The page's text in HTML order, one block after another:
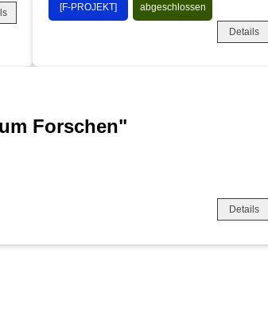
[F-PROJEKT] abgeschlossen
Details
Forschen"
Details